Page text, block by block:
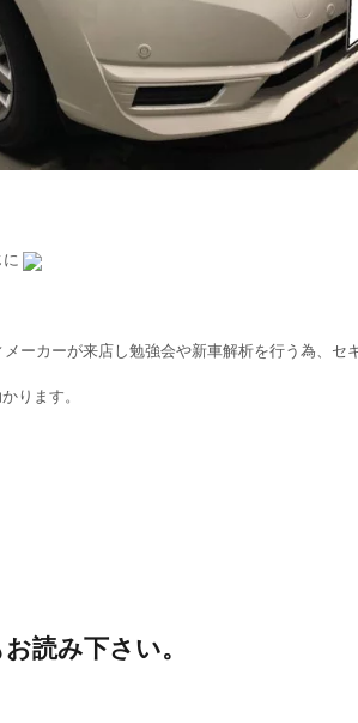
ーカーが来店し勉強会や新車解析を行う為、セ
ります。
読み下さい。